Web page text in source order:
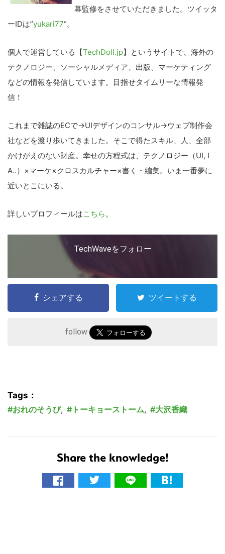
幕監修をさせていただきました。ツイッタ
ーIDは”yukari77“。
個人で運営している【TechDoll.jp】というサイトで、海外の
テクノロジー、ソーシャルメディア、出版、マーケティング
などの情報を発信しています。目指せタイムリーな情報発
信！
これまで雑誌のECで→UIデザインのコンサル→ウェブ制作会
社などを渡り歩いてきました。そこで得たスキル、人、全部
かけがえのない財産。幸せの方程式は、テクノロジー（UI, I
A..）×マーケ×クロスカルチャー×書く・編集。いま一番夢に
近いとこにいる。
詳しいプロフィールはこちら。
TechWaveをフォロー
シェアする ツイートする
follow
Tags：
おれのそうび, トーキョーストーム, 大沢香織
Share the knowledge!